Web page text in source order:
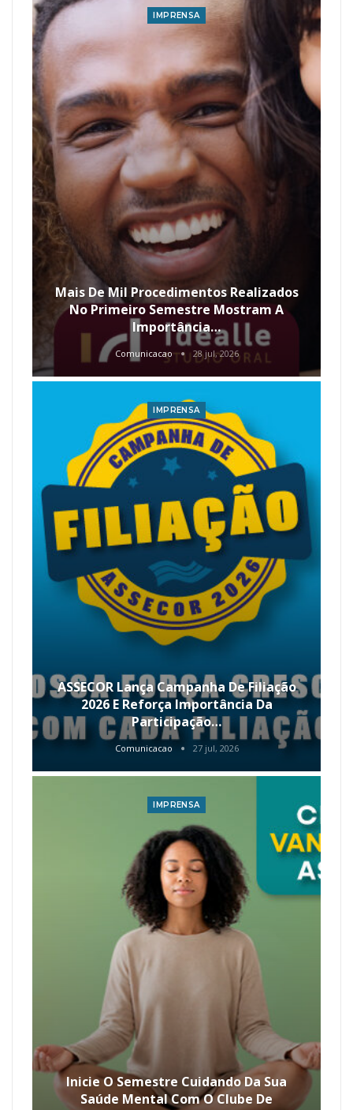
IMPRENSA
Mais De Mil Procedimentos Realizados
No Primeiro Semestre Mostram A
Importância…
Comunicacao 28 jul, 2026
IMPRENSA
ASSECOR Lança Campanha De Filiação
2026 E Reforça Importância Da
Participação…
Comunicacao 27 jul, 2026
IMPRENSA
Inicie O Semestre Cuidando Da Sua
Saúde Mental Com O Clube De